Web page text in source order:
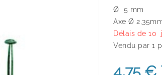
Ø 5 mm
Axe Ø
Délais de 10
Vendu par 1
4,75 €